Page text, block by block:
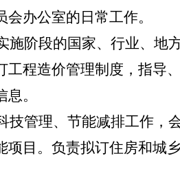
办公室的日常工作。
施阶段的国家、行业、地
工程造价管理制度， 指导
。
技管理、节能减排工作
项目。负责拟订住房和城